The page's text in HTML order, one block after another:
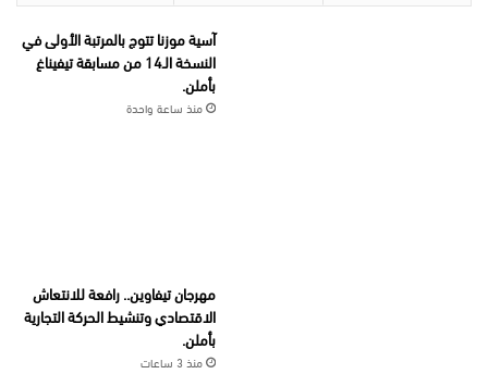
آسية موزنا تتوج بالمرتبة الأولى في
النسخة الـ14 من مسابقة تيفيناغ
بأملن.
منذ ساعة واحدة
مهرجان تيفاوين.. رافعة للانتعاش
الاقتصادي وتنشيط الحركة التجارية
بأملن.
منذ 3 ساعات